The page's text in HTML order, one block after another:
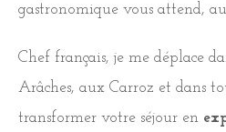
gastronomique vous attend,
Chef français, je me déplace
Arâches, aux Carroz et dans
transformer votre séjour en